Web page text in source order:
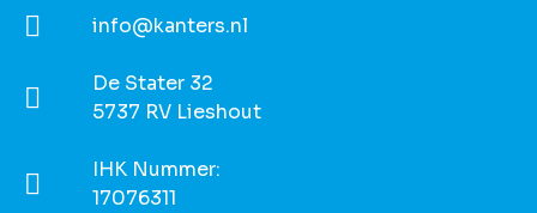
info@kanters.nl
De Stater 32
5737 RV Lieshout
IHK Nummer:
17076311